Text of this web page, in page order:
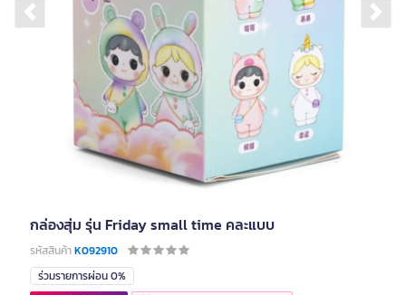
Previous slide
กล่องสุ่ม รุ่น Friday small time คละแบบ
รหัสสินค้าK092910
ร่วมรายการผ่อน 0%